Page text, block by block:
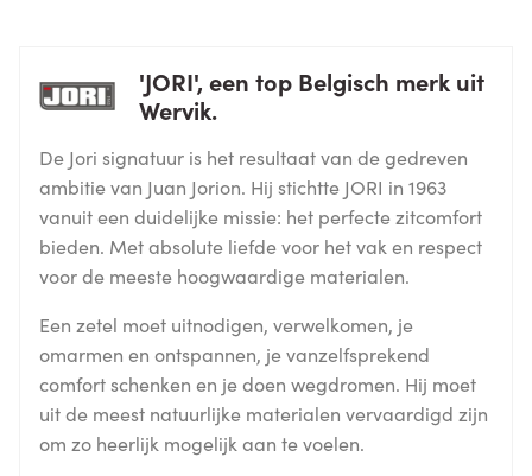
'JORI', een top Belgisch merk uit
Wervik.
De Jori signatuur is het resultaat van de gedreven
ambitie van Juan Jorion. Hij stichtte JORI in 1963
vanuit een duidelijke missie: het perfecte zitcomfort
bieden. Met absolute liefde voor het vak en respect
voor de meeste hoogwaardige materialen.
Een zetel moet uitnodigen, verwelkomen, je
omarmen en ontspannen, je vanzelfsprekend
comfort schenken en je doen wegdromen. Hij moet
uit de meest natuurlijke materialen vervaardigd zijn
om zo heerlijk mogelijk aan te voelen.